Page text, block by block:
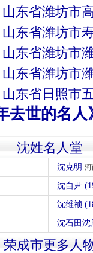
山东省潍坊市
山东省潍坊市
山东省潍坊市
山东省潍坊市
山东省日照市
去世的名人
沈姓名人堂
沈克明
沈自尹
沈维祯
沈石田沈
荣成市更多人